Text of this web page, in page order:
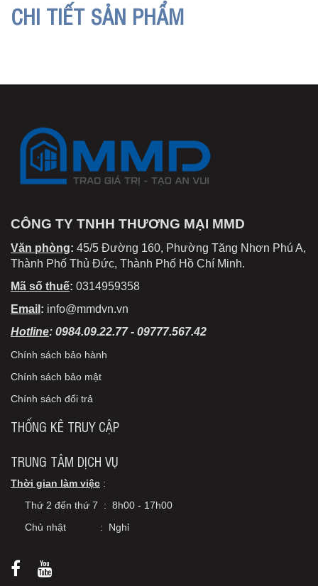
CHI TIẾT SẢN PHẨM
CÔNG TY TNHH THƯƠNG MẠI MMD
Văn phòng: 45/5 Đường 160, Phường Tăng Nhơn Phú A,
Thành Phố Thủ Đức, Thành Phố Hồ Chí Minh.
Mã số thuế: 0314959358
Email : info@mmdvn.vn
Hotline: 0984.09.22.77 - 09777.567.42
Chính sách bảo hành
Chính sách bảo mật
Chính sách đổi trả
THỐNG KÊ TRUY CẬP
TRUNG TÂM DỊCH VỤ
Thời gian làm việc :
Thứ 2 đến thứ 7 : 8h00 - 17h00
Chủ nhật : Nghỉ